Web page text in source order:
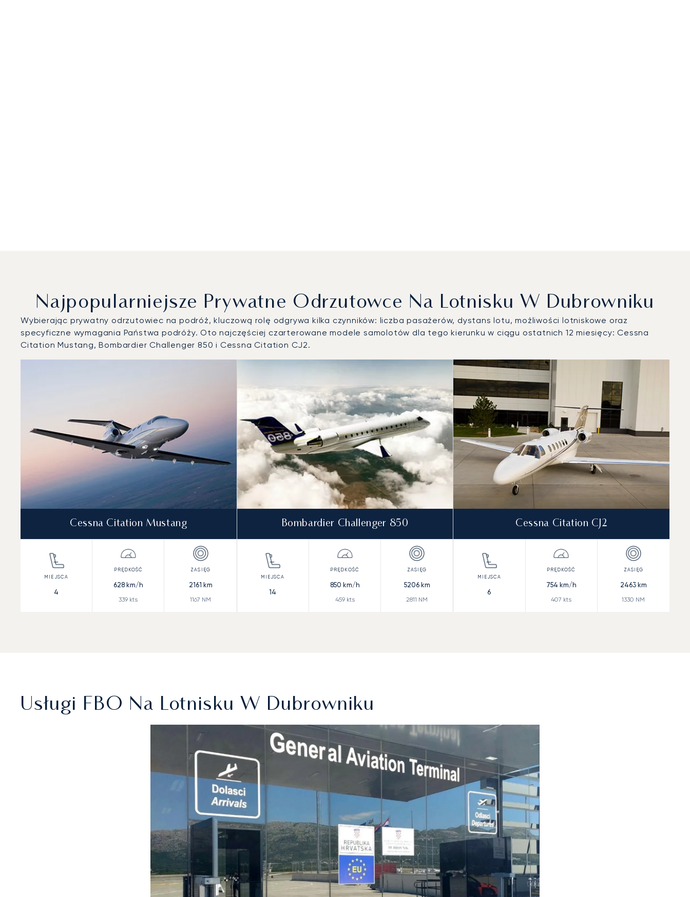
Najpopularniejsze Prywatne Odrzutowce Na Lotnisku W Dubrowniku
Wybierając prywatny odrzutowiec na podróż, kluczową rolę odgrywa kilka czynników: liczba pasażerów, dystans lotu, możliwości lotniskowe oraz
specyficzne wymagania Państwa podróży. Oto najczęściej czarterowane modele samolotów dla tego kierunku w ciągu ostatnich 12 miesięcy: Cessna
Citation Mustang, Bombardier Challenger 850 i Cessna Citation CJ2.
Lotnisko w Dubrowniku : 3 najpopularniejsze modele statków powietrznych według liczby operacji lotniczych w 2025 roku
Cessna Citation Mustang
4
628km/h
339 kts
2161 km
1167 NM
Bombardier Challenger 850
14
850 km/h
459kts
5206km
2811 NM
Cessna Citation CJ2
6
754 km/h
407 kts
2463km
1330 NM
Usługi FBO Na Lotnisku W Dubrowniku